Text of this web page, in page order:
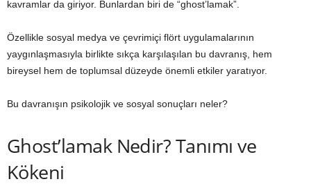
kavramlar da giriyor. Bunlardan biri de “ghost’lamak”.
Özellikle sosyal medya ve çevrimiçi flört uygulamalarının
yaygınlaşmasıyla birlikte sıkça karşılaşılan bu davranış, hem
bireysel hem de toplumsal düzeyde önemli etkiler yaratıyor.
Bu davranışın psikolojik ve sosyal sonuçları neler?
Ghost’lamak Nedir? Tanımı ve
Kökeni